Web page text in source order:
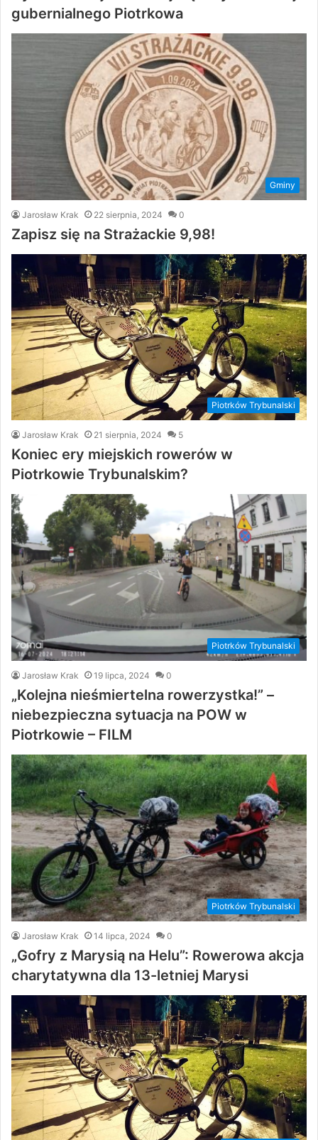
gubernialnego Piotrkowa
Gminy
Jarosław Krak 22 sierpnia, 2024 0
Zapisz się na Strażackie 9,98!
Piotrków Trybunalski
Jarosław Krak 21 sierpnia, 2024 5
Koniec ery miejskich rowerów w
Piotrkowie Trybunalskim?
Piotrków Trybunalski
Jarosław Krak 19 lipca, 2024 0
„Kolejna nieśmiertelna rowerzystka!” –
niebezpieczna sytuacja na POW w
Piotrkowie – FILM
Piotrków Trybunalski
Jarosław Krak 14 lipca, 2024 0
„Gofry z Marysią na Helu”: Rowerowa akcja
charytatywna dla 13-letniej Marysi